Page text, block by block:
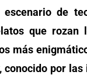
de
que rozan
más
conocido por las